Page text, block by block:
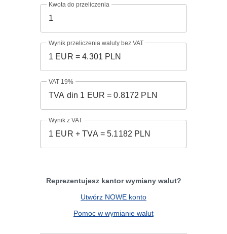
Kwota do przeliczenia
Wynik przeliczenia waluty bez VAT
VAT 19%
Wynik z VAT
Reprezentujesz kantor wymiany walut?
Utwórz NOWE konto
Pomoc w wymianie walut